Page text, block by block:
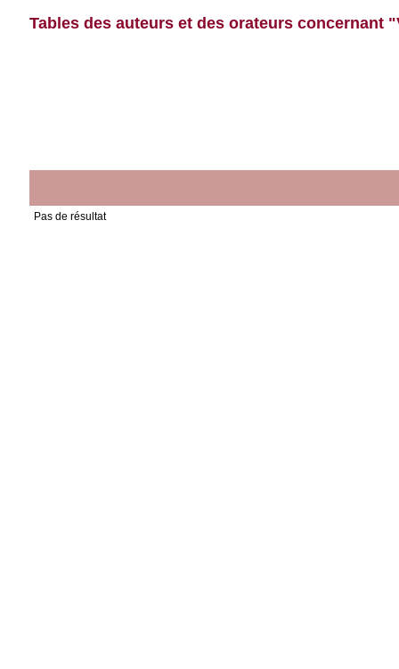
Tables des auteurs et des orateurs concernant
Pas de résultat